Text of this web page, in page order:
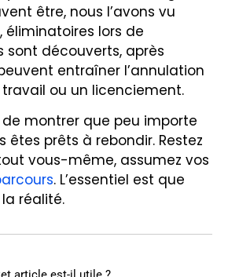
être, nous l’avons vu
lors de
sont découverts, après
entraîner l’annulation
ou un licenciement.
montrer que peu importe
êtes prêts à rebondir. Restez
vous-même, assumez vos
. L’essentiel est que
réalité.